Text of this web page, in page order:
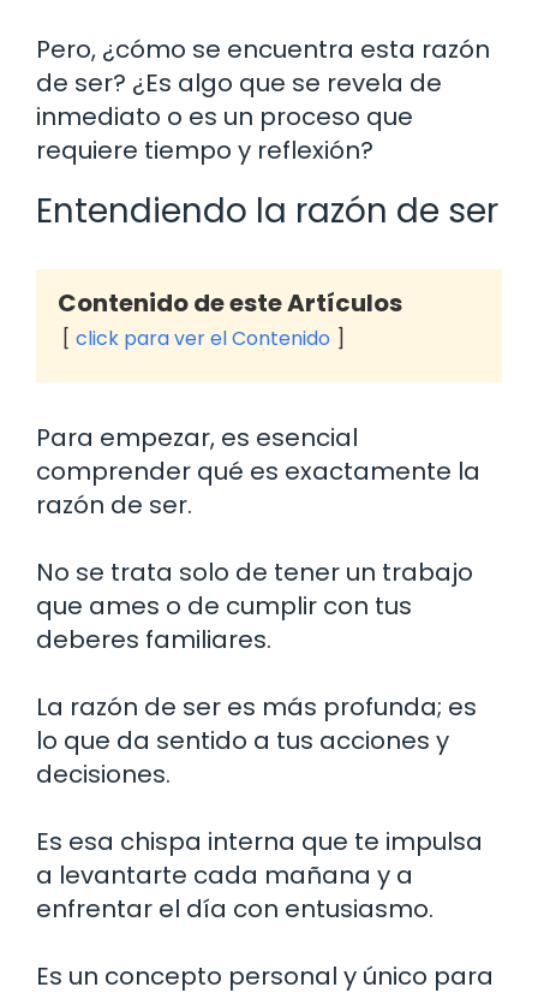
Pero, ¿cómo se encuentra esta razón
de ser? ¿Es algo que se revela de
inmediato o es un proceso que
requiere tiempo y reflexión?
Entendiendo la razón de ser
Contenido de este Artículos
click para ver el Contenido
Para empezar, es esencial
comprender qué es exactamente la
razón de ser.
No se trata solo de tener un trabajo
que ames o de cumplir con tus
deberes familiares.
La razón de ser es más profunda; es
lo que da sentido a tus acciones y
decisiones.
Es esa chispa interna que te impulsa
a levantarte cada mañana y a
enfrentar el día con entusiasmo.
Es un concepto personal y único para